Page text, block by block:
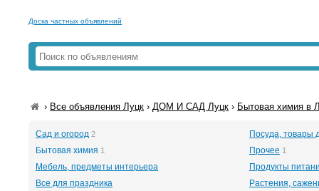
Доска частных объявлений
› Все объявления Луцк ›ДОМ И САД Луцк › Бытовая химия в
Сад и огород 2
Посуда, товары
Бытовая химия 1 Прочее 1
Мебель, предметы интерьера
Продукты
Все для праздника
Растения,